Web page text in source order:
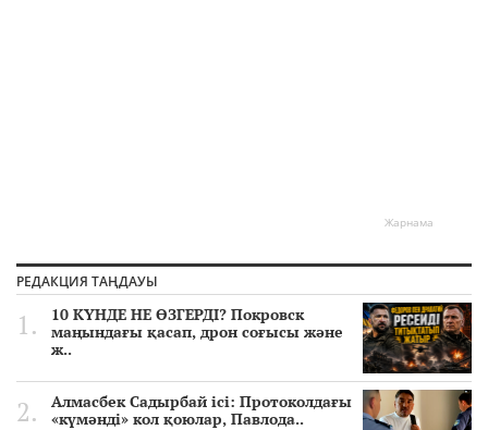
Жарнама
РЕДАКЦИЯ ТАҢДАУЫ
10 КҮНДЕ НЕ ӨЗГЕРДІ? Покровск
маңындағы қасап, дрон соғысы және
ж..
Алмасбек Садырбай ісі: Протоколдағы
«күмәнді» кол қоюлар, Павлода..